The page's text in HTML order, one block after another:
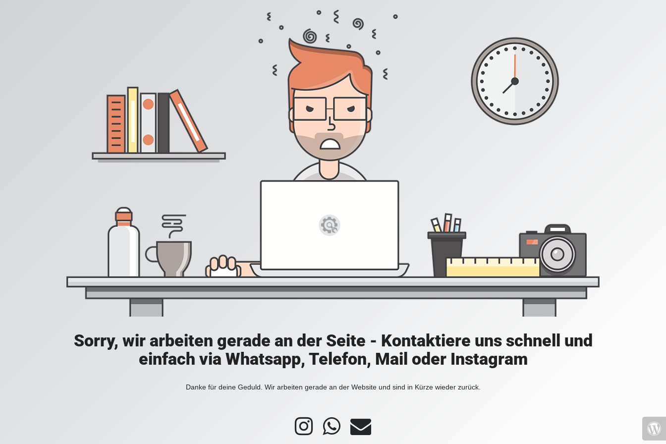
Sorry, wir arbeiten gerade an der Seite - Kontaktiere uns schnell und
einfach via Whatsapp, Telefon, Mail oder Instagram
Danke für deine Geduld. Wir arbeiten gerade an der Website und sind in Kürze wieder zurück.